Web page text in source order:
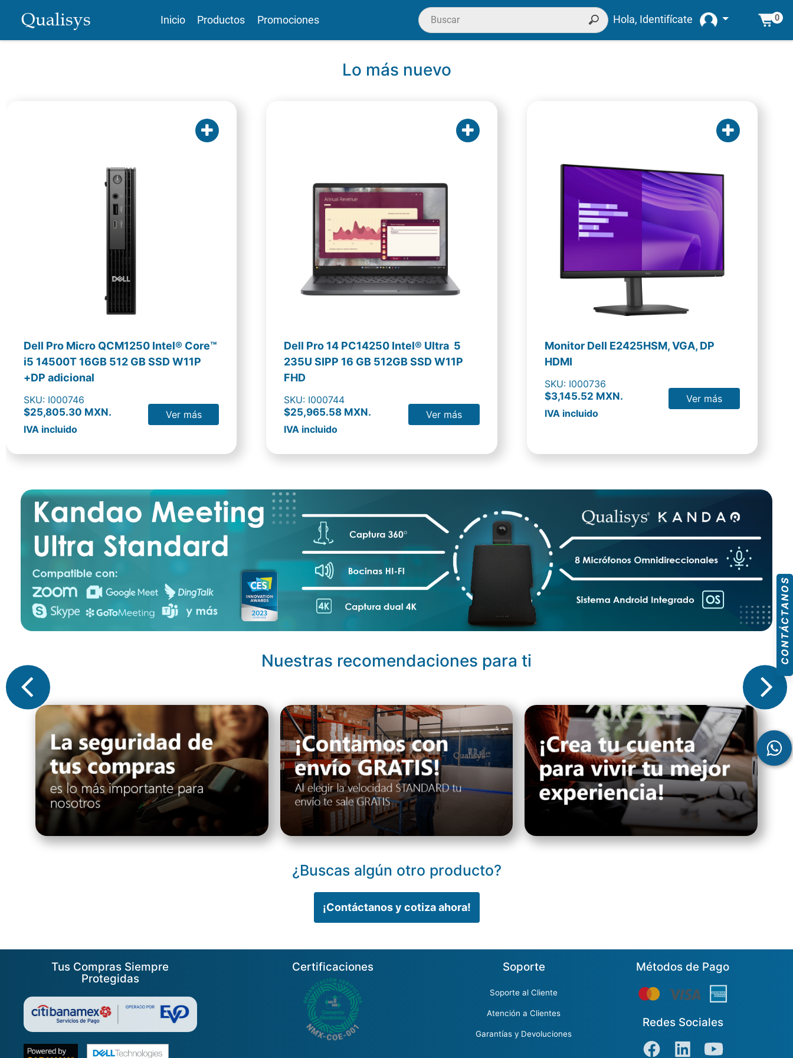
CONTÁCTANOS
Qualisys Inicio Productos Promociones Hola, Identifícate 0
Lo más nuevo
Dell Pro Micro QCM1250 Intel® Core™
i5 14500T 16GB 512 GB SSD W11P
+DP adicional
SKU: I000746
$25,805.30 MXN.
IVA incluido
Ver más
Dell Pro 14 PC14250 Intel® Ultra 5
235U SIPP 16 GB 512GB SSD W11P
FHD
SKU: I000744
$25,965.58 MXN.
IVA incluido
Ver más
Monitor Dell E2425HSM, VGA, DP
HDMI
SKU: I000736
$3,145.52 MXN.
IVA incluido
Ver más
Nuestras recomendaciones para ti
¿Buscas algún otro producto?
¡Contáctanos y cotiza ahora!
Tus Compras Siempre
Protegidas
Certificaciones Soporte
Soporte al Cliente
Atención a Clientes
Garantías y Devoluciones
Métodos de Pago
Redes Sociales